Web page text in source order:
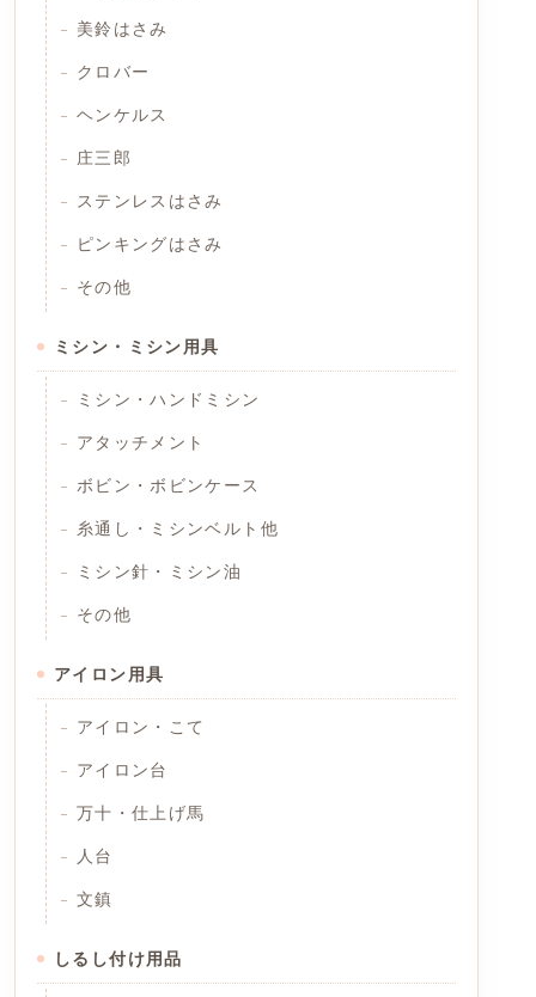
美鈴はさみ
クロバー
ヘンケルス
庄三郎
ステンレスはさみ
ピンキングはさみ
その他
ミシン・ミシン用具
ミシン・ハンドミシン
アタッチメント
ボビン・ボビンケース
糸通し・ミシンベルト他
ミシン針・ミシン油
その他
アイロン用具
アイロン・こて
アイロン台
万十・仕上げ馬
人台
文鎮
しるし付け用品